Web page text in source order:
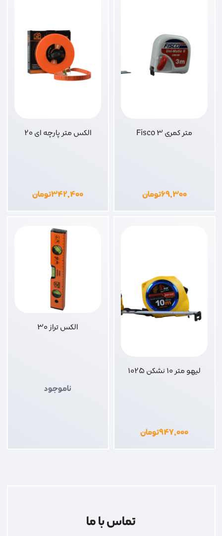
متر کمری Fisco 3
۶۹,۳۰۰تومان
الکس متر پارچه ای 20
۳۴۲,۴۰۰تومان
لیهو متر 10 نشکن 1025
۹۴۷,۰۰۰تومان
الکس تراز 30
ناموجود
تماس با ما